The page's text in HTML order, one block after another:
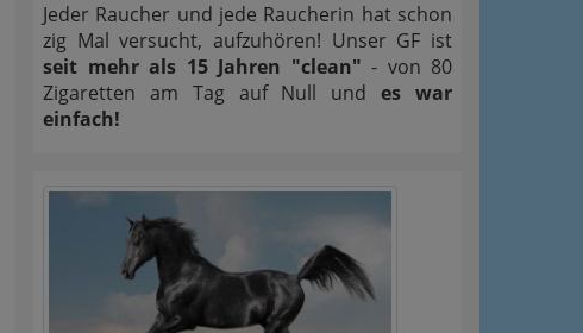
Jeder Raucher und jede Raucherin hat schon
zig Mal versucht, aufzuhören! Unser GF ist
seit mehr als 15 Jahren "clean" - von 80
Zigaretten am Tag auf Null undes war
einfach!